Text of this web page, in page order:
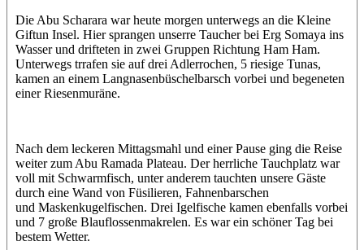
Die Abu Scharara war heute morgen unterwegs an die Kleine
Giftun Insel. Hier sprangen unserre Taucher bei Erg Somaya ins
Wasser und drifteten in zwei Gruppen Richtung Ham Ham.
Unterwegs trrafen sie auf drei Adlerrochen, 5 riesige Tunas,
kamen an einem Langnasenbüschelbarsch vorbei und begeneten
einer Riesenmuräne.
Nach dem leckeren Mittagsmahl und einer Pause ging die Reise
weiter zum Abu Ramada Plateau. Der herrliche Tauchplatz war
voll mit Schwarmfisch, unter anderem tauchten unsere Gäste
durch eine Wand von Füsilieren, Fahnenbarschen
und Maskenkugelfischen. Drei Igelfische kamen ebenfalls vorbei
und 7 große Blauflossenmakrelen. Es war ein schöner Tag bei
bestem Wetter.